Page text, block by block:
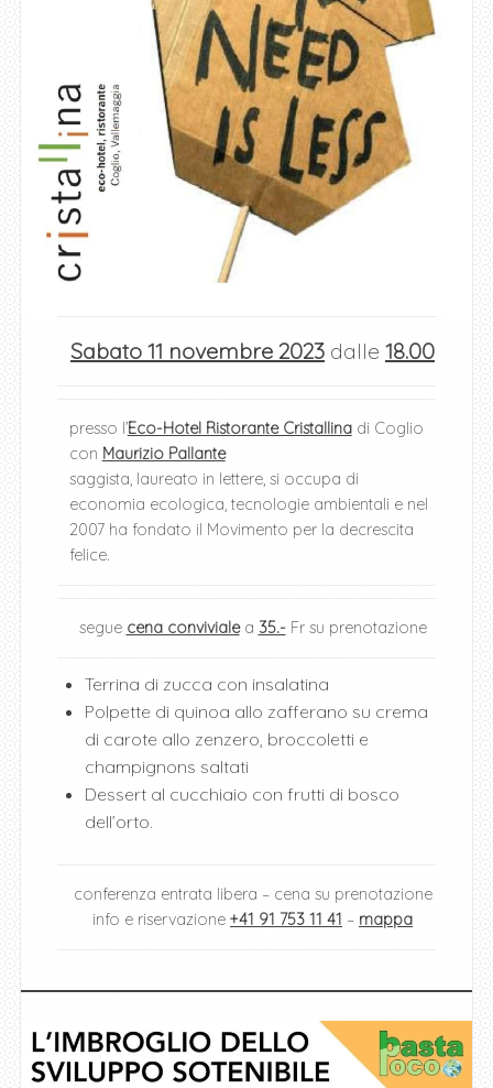
Sabato 11 novembre 2023 dalle 18.00
presso l’Eco-Hotel Ristorante Cristallinadi Coglio
con Maurizio Pallante
saggista, laureato in lettere, si occupa di
economia ecologica, tecnologie ambientali e nel
2007 ha fondato il Movimento per la decrescita
felice.
segue cena convivialea 35.-Fr su prenotazione
Terrina di zucca con insalatina
Polpette di quinoa allo zafferano su crema
di carote allo zenzero, broccoletti e
champignons saltati
Dessert al cucchiaio con frutti di bosco
dell’orto.
conferenza entrata libera – cena su prenotazione
info e riservazione +41 91 753 11 41 – mappa